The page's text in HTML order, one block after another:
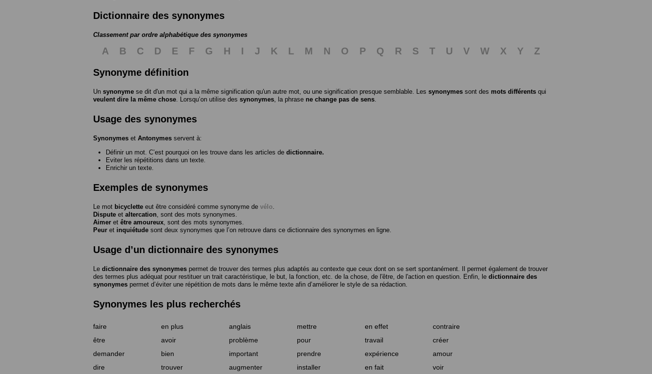
Dictionnaire des synonymes
Classement par ordre alphabétique des synonymes
A B C D E F G H I J K L M N O P Q R S T U V W X Y
Z
Synonyme définition
Un synonyme se dit d'un mot qui a la même signification qu'un autre mot, ou une signification presque semblable. Les synonymes sont des mots différents qui
veulent dire la même chose . Lorsqu’on utilise des synonymes , la phrase ne change pas de sens
Usage des synonymes
Synonymes et Antonymes servent à:
Définir un mot. C’est pourquoi on les trouve dans les articles de dictionnaire.
Eviter les répétitions dans un texte.
Enrichir un texte.
Exemples de synonymes
Le mot bicyclette eut être considéré comme synonyme de vélo
Dispute et altercation , sont des mots synonymes.
Aimer et être amoureux , sont des mots synonymes.
Peur et inquiétude sont deux synonymes que l’on retrouve dans ce dictionnaire des synonymes en ligne.
Usage d’un dictionnaire des synonymes
Le dictionnaire des synonymes permet de trouver des termes plus adaptés au contexte que ceux dont on se sert spontanément. Il permet également de trouver
des termes plus adéquat pour restituer un trait caractéristique, le but, la fonction, etc. de la chose, de l'être, de l'action en question. Enfin, le dictionnaire des
synonymes permet d’éviter une répétition de mots dans le même texte afin d’améliorer le style de sa rédaction.
Synonymes les plus recherchés
faire en plus anglais mettre en effet
contraire
être
avoir problème pour travail
créer
demander
bien important prendre expérience
amour
dire
trouver augmenter installer en fait voir